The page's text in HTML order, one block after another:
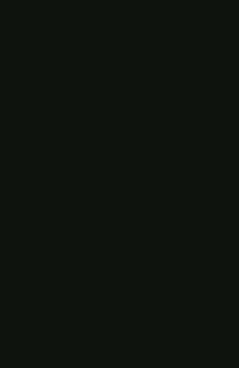
do Xbox Series XS,
ultrarrápidos
fantásticas